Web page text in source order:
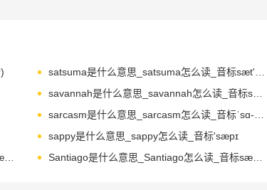
savannah是什么意思_savannah怎么读_音标sə'vænə
sappy是什么意思_sappy怎么读_音标'sæpɪ
sapphire是什么意思_sapphire怎么读_音标'sæfaɪə(r)
Santiago是什么意思_Santiago怎么读_音标sæntɪˈɑ-ɡəu